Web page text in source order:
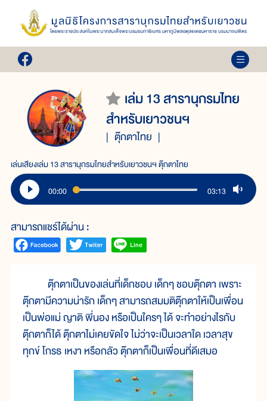
เล่ม 13 สารานุกรมไทย
สำหรับเยาวชนฯ
ตุ๊กตาไทย
เล่นเสียงเล่ม 13 สารานุกรมไทยสำหรับเยาวชนฯ ตุ๊กตาไทย
00:00 03:13
สามารถแชร์ได้ผ่าน :
ตุ๊กตาเป็นของเล่นที่เด็กชอบ เด็กๆ ชอบตุ๊กตา เพราะ
ตุ๊กตามีความน่ารัก เด็กๆ สามารถสมมติตุ๊กตาให้เป็นเพื่อน
เป็นพ่อแม่ ญาติ พี่นอง หรือเป็นใครๆ ได้ จะทำอย่างไรกับ
ตุ๊กตาก็ได้ ตุ๊กตาไม่เคยขัดใจ ไม่ว่าจะเป็นเวลาใด เวลาสุข
ทุกข์ โกรธ เหงา หรือกลัว ตุ๊กตาก็เป็นเพื่อนที่ดีเสมอ